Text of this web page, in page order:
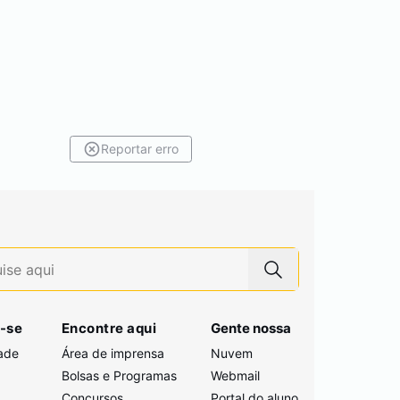
Reportar erro
se Encontre aqui
Área de imprensa
Bolsas e Programas
Gente nossa
Nuvem
Webmail